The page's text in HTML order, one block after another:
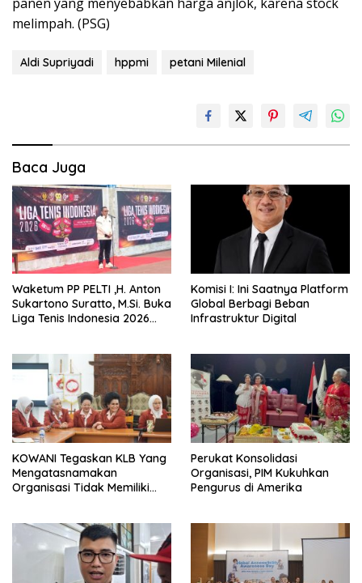
melimpah. (PSG)
Aldi Supriyadi hppmi petani Milenial
Baca Juga
Waketum PP PELTI ,H. Anton
Sukartono Suratto, M.Si. Buka
Liga Tenis Indonesia 2026
Komisi I: Ini Saatnya Platform
Global Berbagi Beban
Infrastruktur Digital
KOWANI Tegaskan KLB Yang
Mengatasnamakan
Organisasi Tidak Memiliki
Perukat Konsolidasi
Organisasi, PIM Kukuhkan
Pengurus di Amerika